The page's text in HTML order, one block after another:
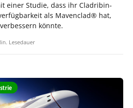
einer Studie, dass ihr Cladribin-
als Mavenclad® hat,
könnte.
Lesedauer